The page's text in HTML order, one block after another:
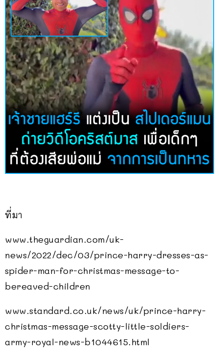
ที่มา
www.theguardian.com/uk-
news/2022/dec/03/prince-harry-dresses-as-
spider-man-for-christmas-message-to-
bereaved-children
www.standard.co.uk/news/uk/prince-harry-
christmas-message-scotty-little-soldiers-
army-royal-news-b1044615.html